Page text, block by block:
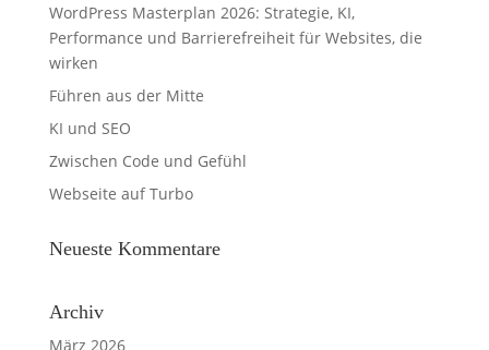
WordPress Masterplan 2026: Strategie, KI,
Performance und Barrierefreiheit für Websites, die
wirken
Führen aus der Mitte
KI und SEO
Zwischen Code und Gefühl
Webseite auf Turbo
Neueste Kommentare
Archiv
März 2026